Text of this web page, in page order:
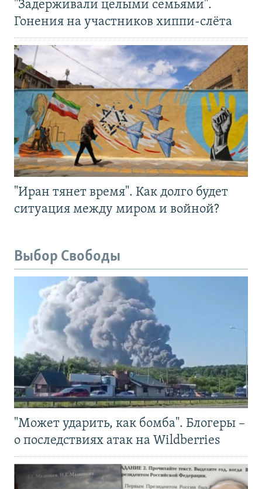
"Задерживали целыми семьями".
Гонения на участников хиппи-слёта
"Иран тянет время". Как долго будет
ситуация между миром и войной?
Выбор Свободы
"Может ударить, как бомба". Блогеры –
о последствиях атак на Wildberries